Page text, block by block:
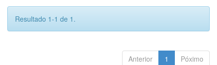
Resultado 1-1 de 1.
Anterior 1 Póximo